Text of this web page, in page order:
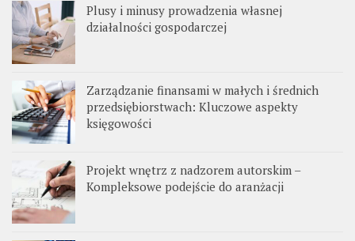
Plusy i minusy prowadzenia własnej
działalności gospodarczej
Zarządzanie finansami w małych i średnich
przedsiębiorstwach: Kluczowe aspekty
księgowości
Projekt wnętrz z nadzorem autorskim –
Kompleksowe podejście do aranżacji